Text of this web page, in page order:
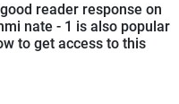
reader response on
nate - 1 is also popular
to get access to this